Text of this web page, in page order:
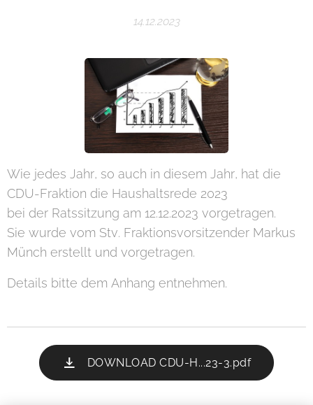
14.12.2023
Wie jedes Jahr, so auch in diesem Jahr, hat die
CDU-Fraktion die Haushaltsrede 2023
bei der Ratssitzung am 12.12.2023 vorgetragen.
Sie wurde vom Stv. Fraktionsvorsitzender Markus
Münch erstellt und vorgetragen.
Details bitte dem Anhang entnehmen.
DOWNLOAD CDU-H...23-3.pdf